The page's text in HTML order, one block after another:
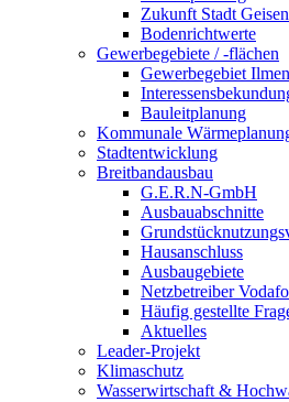
Zukunft Stadt
Bodenrichtwerte
Gewerbegebiete / -flächen
Gewerbegebiet
Bauleitplanung
Kommunale
Stadtentwicklung
Breitbandausbau
G.E.R.N-GmbH
Ausbauabschnitte
Hausanschluss
Ausbaugebiete
Netzbetreiber
Häufig gestellte
Aktuelles
Leader-Projekt
Klimaschutz
Wasserwirtschaft &